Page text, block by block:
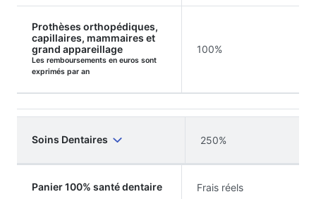
Prothèses orthopédiques,
capillaires, mammaires et
grand appareillage
Les remboursements en euros sont
exprimés par an
100%
Soins Dentaires 250%
Panier 100% santé dentaire Frais réels